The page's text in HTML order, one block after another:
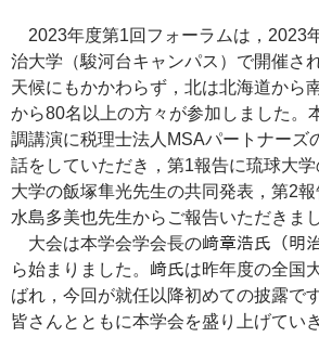
2023年度第1回フォーラムは，2023
治大学（駿河台キャンパス）で開催さ
天候にもかかわらず，北は北海道から
から80名以上の方々が参加しました。
調講演に税理士法人MSAパートナーズ
話をしていただき，第1報告に琉球大
大学の飯塚隼光先生の共同発表，第2
水島多美也先生からご報告いただきまし
大会は本学会学会長の﨑章浩氏（明
ら始まりました。﨑氏は昨年度の全国
ばれ，今回が就任以降初めての披露で
皆さんとともに本学会を盛り上げてい